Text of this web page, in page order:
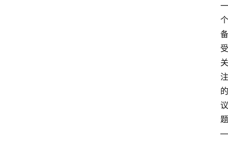
一
个
备
受
关
注
的
议
题
—